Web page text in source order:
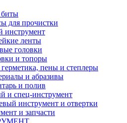
биты
для прочистки
инструмент
ленты
головки
и топоры
пены и степлеры
и абразивы
и полив
и спец-инструмент
инструмент и отвертки
и запчасти